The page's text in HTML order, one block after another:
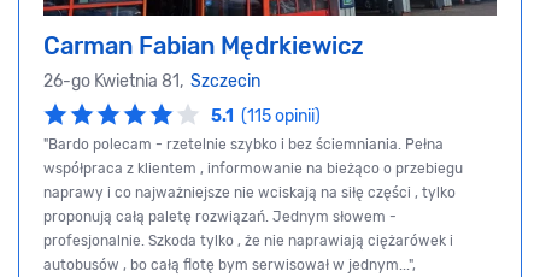
Carman Fabian Mędrkiewicz
26-go Kwietnia 81, Szczecin
5.1 (115 opinii)
"Bardo polecam - rzetelnie szybko i bez ściemniania. Pełna
współpraca z klientem , informowanie na bieżąco o przebiegu
naprawy i co najważniejsze nie wciskają na siłę części , tylko
proponują całą paletę rozwiązań. Jednym słowem -
profesjonalnie. Szkoda tylko , że nie naprawiają ciężarówek i
autobusów , bo całą flotę bym serwisował w jednym...",